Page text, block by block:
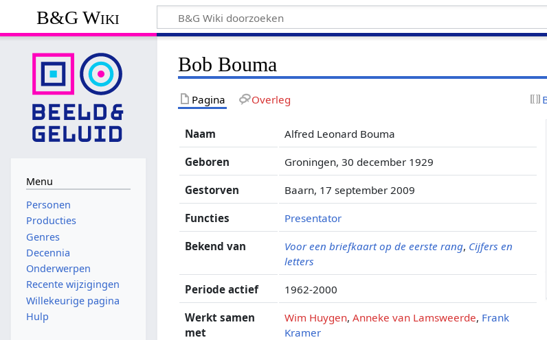
B&G Wiki
Bob Bouma
Pagina Overleg
Naam Alfred Leonard Bouma
Geboren Groningen, 30 december 1929
Gestorven Baarn, 17 september 2009
Functies Presentator
Bekend van Voor een briefkaart op de eerste rang, Cijfers en
letters
Periode actief 1962-2000
Werkt samen
met
Wim Huygen,Anneke van Lamsweerde, Frank
Kramer
Menu
Personen
Producties
Genres
Decennia
Onderwerpen
Recente wijzigingen
Willekeurige pagina
Hulp